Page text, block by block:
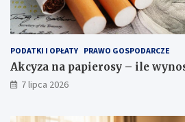
PODATKI I OPŁATY PRAWO GOSPODARCZE
Akcyza na papierosy – ile
7 lipca 2026